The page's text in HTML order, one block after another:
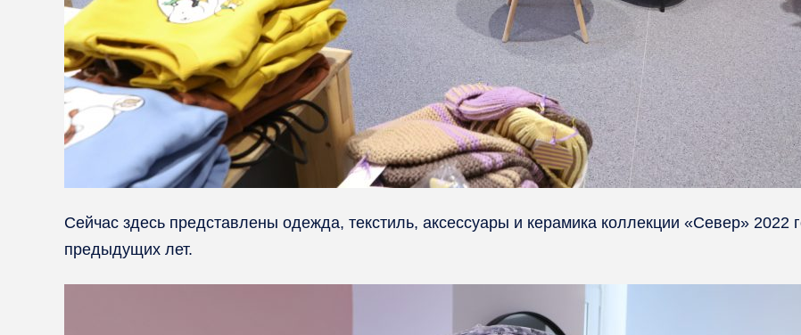
Сейчас здесь представлены одежда, текстиль, аксессуары и керамика коллекции «Север» 2022
предыдущих лет.